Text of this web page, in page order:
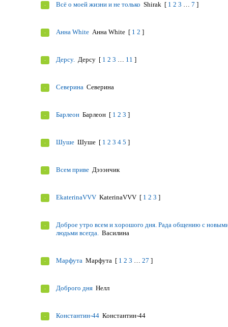
Всё о моей жизни и не только Shirak [ 1 2 3 … 7 ]
Анна White Анна White [ 1 2 ]
Дерсу. Дерсу [ 1 2 3 … 11 ]
Северина Северина
Барлеон Барлеон [ 1 2 3 ]
Шуше Шуше [ 1 2 3 4 5 ]
Всем приве Дэээнчик
EkaterinaVVV KaterinaVVV [ 1 2 3 ]
Доброе утро всем и хорошого дня. Рада общению с
людьми всегда. Василина
Марфута Марфута [ 1 2 3 … 27 ]
Доброго дня Нелл
Константин-44 Константин-44